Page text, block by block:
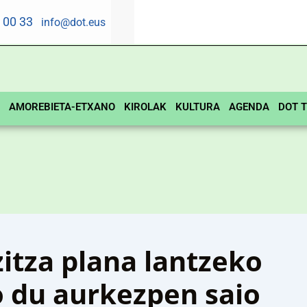
00 33 info@dot.eus
AMOREBIETA-ETXANO KIROLAK KULTURA AGENDA DOT
plana lantzeko
aurkezpen saio